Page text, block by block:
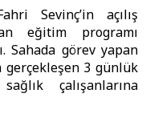
Sevinç’in açılış
eğitim programı
Sahada görev yapan
gerçekleşen 3 günlük
çalışanlarına